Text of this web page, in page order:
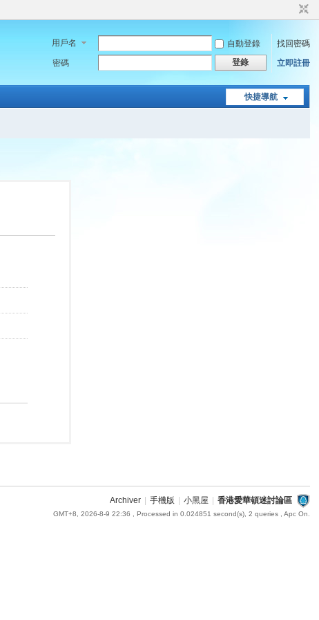
用戶名 自動登錄
找回密碼
密碼
登錄 立即註冊
快捷導航
Archiver 手機版 小黑屋 香港愛華頓迷討論區
GMT+8, 2026-8-9 22:36 , Processed in 0.024851 second(s), 2 queries , Apc On.